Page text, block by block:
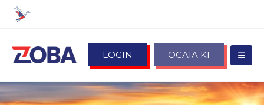
LOGIN OCAIA KI